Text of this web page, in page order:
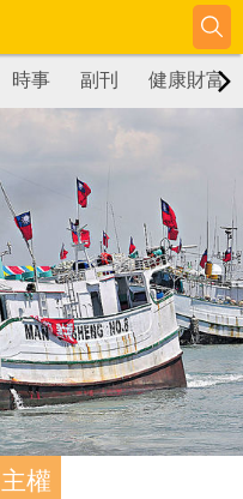
時事 副刊 健康財富
權